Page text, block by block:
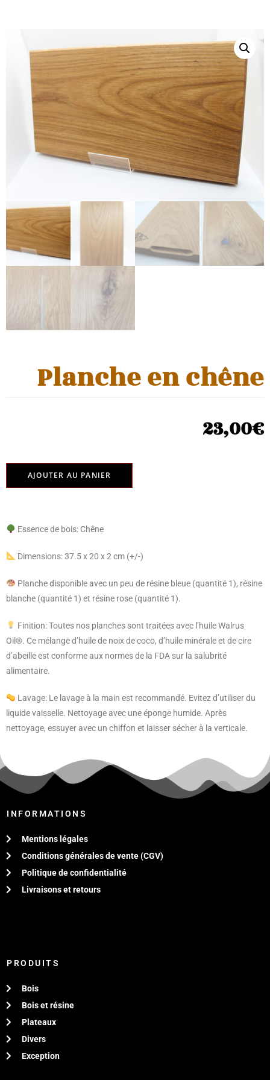
Planche en chêne
23,00€
AJOUTER AU PANIER
Essence de bois: Chêne
Dimensions: 37.5 x 20 x 2 cm (+/-)
Planche disponible avec un peu de résine bleue (quantité 1), résine
blanche (quantité 1) et résine rose (quantité 1).
Finition: Toutes nos planches sont traitées avec l’huile Walrus
Oil®. Ce mélange d’huile de noix de coco, d’huile minérale et de cire
d’abeille est conforme aux normes de la FDA sur la salubrité
alimentaire.
Lavage: Le lavage à la main est recommandé. Evitez d’utiliser du
liquide vaisselle. Nettoyage avec une éponge humide. Après
nettoyage, essuyer avec un chiffon et laisser sécher à la verticale.
INFORMATIONS
Mentions légales
Conditions générales de vente (CGV)
Politique de confidentialité
Livraisons et retours
PRODUITS
Bois
Bois et résine
Plateaux
Divers
Exception